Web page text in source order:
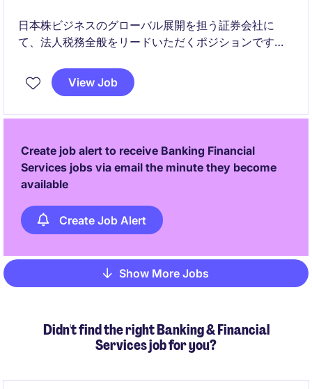
日本株ビジネスのグローバル展開を担う証券会社に
て、法人税務全般をリードいただくポジションです。
務を通じて、高度な専門性を発揮いただけます。
View Job
Create job alert to receive Banking Financial
Services jobs via email the minute they become
available
Create Job Alert
Pagination
Show More Jobs
Didn't find the right Banking & Financial
Services job for you?